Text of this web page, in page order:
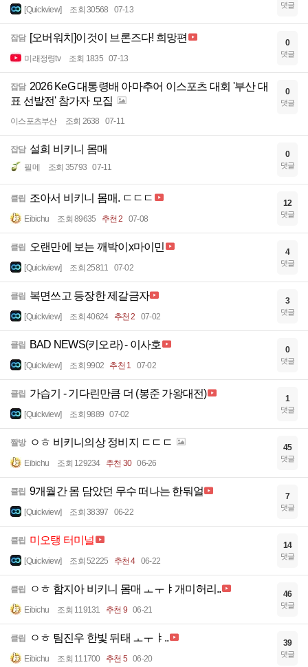
[Quickview] 조회 30568 07-13 댓글
잡담 [오버워치]이것이 브론즈다! 희망편
미래정령tv 조회 1835 07-13
0
댓글
잡담 2026 KeG 대통령배 아마추어 이스포츠 대회 '부산 대
표 선발전' 참가자 모집
이스포츠부산 조회 2638 07-11
0
댓글
잡담 설희 비키니 몸매
필메 조회 35793 07-11
0
댓글
클립 조아서 비키니 몸매. ㄷㄷㄷ
Eibichu 조회 89635 추천 2 07-08
12
댓글
클립 오랜만에 보는 깨박이x마이민
[Quickview] 조회 25811 07-02
4
댓글
클립 복면쓰고 등장한 제갈금자
[Quickview] 조회 40624 추천 2 07-02
3
댓글
클립 BAD NEWS(키오라) - 이사호
[Quickview] 조회 9902 추천 1 07-02
0
댓글
클립 가습기 - 기다린만큼 더 (봉준 가왕대전)
[Quickview] 조회 9889 07-02
1
댓글
짤방 ㅇㅎ 비키니의상 정비지 ㄷㄷㄷ
Eibichu 조회 129234 추천 30 06-26
45
댓글
클립 9개월간 몸 담았던 무수 떠나는 한둬얼
[Quickview] 조회 38397 06-22
7
댓글
클립 미오탱 터미널
[Quickview] 조회 52225 추천 4 06-22
14
댓글
클립 ㅇㅎ 함지아 비키니 몸매 ㅗㅜㅑ개미허리..
Eibichu 조회 119131 추천 9 06-21
46
댓글
클립 ㅇㅎ 팀진우 한빛 뒤태 ㅗㅜㅑ..
Eibichu 조회 111700 추천 5 06-20
39
댓글